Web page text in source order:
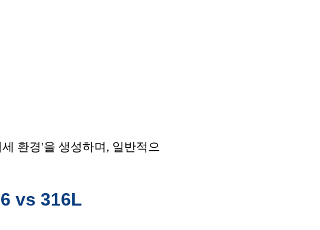
환경'을 생성하며, 일반적으
vs 316L